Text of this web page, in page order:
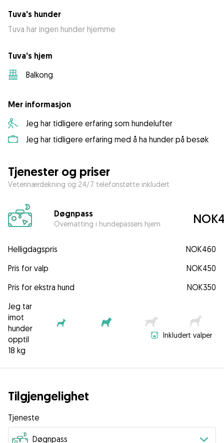
Tuva's hunder
Tuva har ingen hunder hjemme
Tuva's hjem
Balkong
Mer informasjon
Jeg har tidligere erfaring som hundelufter
Jeg har tidligere erfaring med å ha hunder på besøk
Tjenester og priser
Veterinærdekning og 24/7 telefonstøtte inkludert
Døgnpass
Overnatting i hundepassers hjem
Helligdagspris
NOK460
Pris for valp
NOK450
Pris for ekstra hund
NOK350
Jeg tar
imot
hunder
opptil
18 kg
Inkludert valper
Tilgjengelighet
Tjeneste